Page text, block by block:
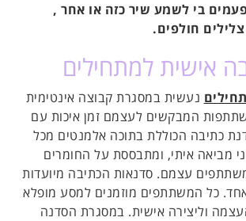
בי לשמע שיר כזה או אחר ,
צלילים חולפים.
אישית למתחילים
נעשית במסגרת קבוצה אינטימית
המבקשים לעצמם זמן איכות עם
כתיבה הכוללת בתוכה אלמנטים מכל
מביאה איתי, ומתבססת על החומרים
עצמם. סדנאות הכתיבה מיועדות
כל המשתתפים מוזמנים למסע מופלא
וליצירה אישית. במסגרת הסדנה